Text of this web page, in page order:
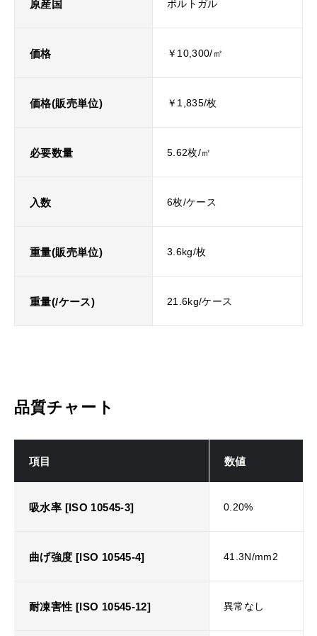
原産国 ポルトガル
価格 ￥10,300/㎡
価格(販売単位) ￥1,835/枚
必要数量 5.62枚/㎡
入数 6枚/ケース
重量(販売単位) 3.6kg/枚
重量(/ケース) 21.6kg/ケース
品質チャート
項目 数値
吸水率 [ISO 10545-3] 0.20%
曲げ強度 [ISO 10545-4] 41.3N/mm2
耐凍害性 [ISO 10545-12] 異常なし